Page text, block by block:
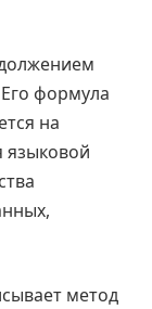
формула
на
языковой
метод